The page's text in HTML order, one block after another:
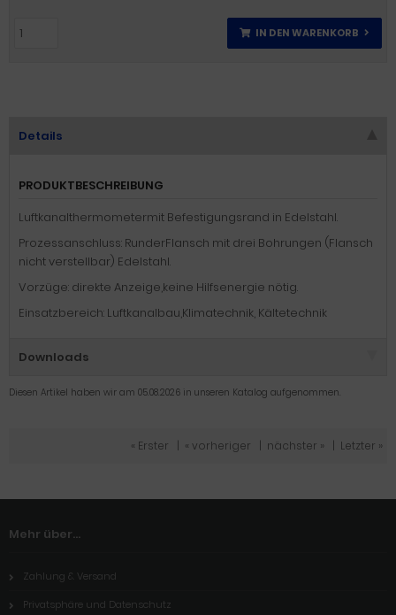
IN DEN WARENKORB
Details
PRODUKTBESCHREIBUNG
Luftkanalthermometermit Befestigungsrand in Edelstahl.
Prozessanschluss: RunderFlansch mit drei Bohrungen (Flansch
nicht verstellbar) Edelstahl.
Vorzüge: direkte Anzeige,keine Hilfsenergie nötig.
Einsatzbereich: Luftkanalbau,Klimatechnik, Kältetechnik
Downloads
Diesen Artikel haben wir am 05.08.2026 in unseren Katalog aufgenommen.
« Erster « vorheriger nächster » Letzter »
Mehr über...
Zahlung & Versand
Privatsphäre und Datenschutz